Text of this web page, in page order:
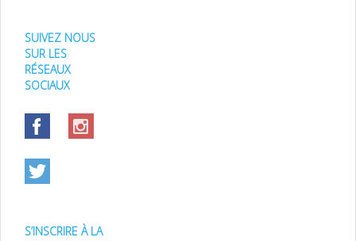
SUIVEZ NOUS
SUR LES
RÉSEAUX
SOCIAUX
S’INSCRIRE À LA